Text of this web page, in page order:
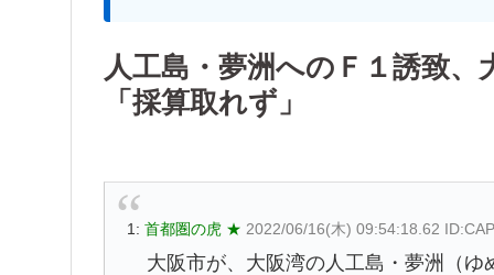
人工島・夢洲へのＦ１誘致
「採算取れず」
1: 首都圏の虎 ★ 2022/06/16(木) 09:54:18.62
大阪市が、大阪湾の人工島・夢洲（ゆ